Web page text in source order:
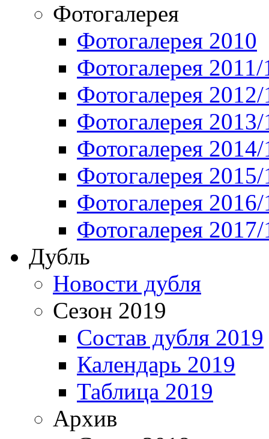
Фотогалерея
Фотогалерея 2010
Фотогалерея 2011/
Фотогалерея
Фотогалерея
Фотогалерея
Фотогалерея
Фотогалерея
Фотогалерея
Дубль
Новости дубля
Сезон 2019
Состав дубля 2019
Календарь 2019
Таблица 2019
Архив